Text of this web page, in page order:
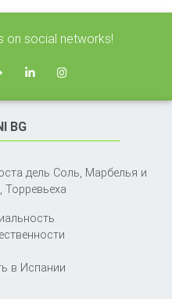
on social networks!
BG
дель Соль, Марбелья и
Торревьеха
в Испании